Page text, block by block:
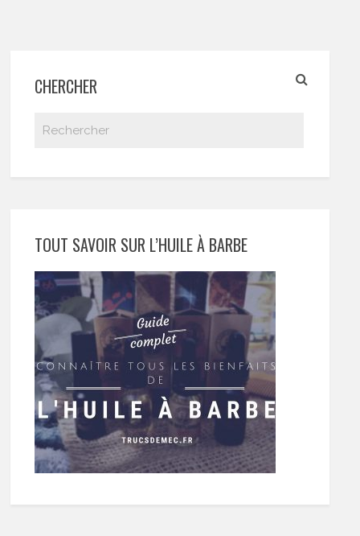
CHERCHER
TOUT SAVOIR SUR L’HUILE À BARBE